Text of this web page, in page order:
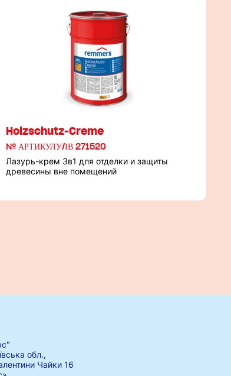
Holzschutz-Creme
№ АРТИКУЛУ/ІВ 271520
Лазурь-крем 3в1 для отделки и защиты
древесины вне помещений
обл.,
Чайки 16